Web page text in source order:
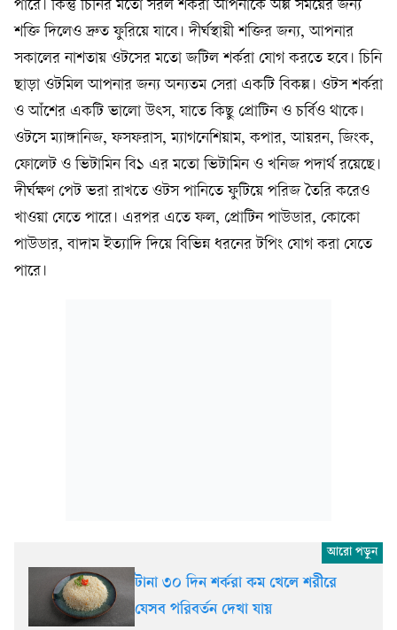
পারে। কিন্তু চিনির মতো সরল শর্করা আপনাকে অল্প সময়ের জন্য
শক্তি দিলেও দ্রুত ফুরিয়ে যাবে। দীর্ঘস্থায়ী শক্তির জন্য, আপনার
সকালের নাশতায় ওটসের মতো জটিল শর্করা যোগ করতে হবে। চিনি
ছাড়া ওটমিল আপনার জন্য অন্যতম সেরা একটি বিকল্প। ওটস শর্করা
ও আঁশের একটি ভালো উৎস, যাতে কিছু প্রোটিন ও চর্বিও থাকে।
ওটসে ম্যাঙ্গানিজ, ফসফরাস, ম্যাগনেশিয়াম, কপার, আয়রন, জিংক,
ফোলেট ও ভিটামিন বি১ এর মতো ভিটামিন ও খনিজ পদার্থ রয়েছে।
দীর্ঘক্ষণ পেট ভরা রাখতে ওটস পানিতে ফুটিয়ে পরিজ তৈরি করেও
খাওয়া যেতে পারে। এরপর এতে ফল, প্রোটিন পাউডার, কোকো
পাউডার, বাদাম ইত্যাদি দিয়ে বিভিন্ন ধরনের টপিং যোগ করা যেতে
পারে।
টানা ৩০ দিন শর্করা কম খেলে শরীরে
যেসব পরিবর্তন দেখা যায়